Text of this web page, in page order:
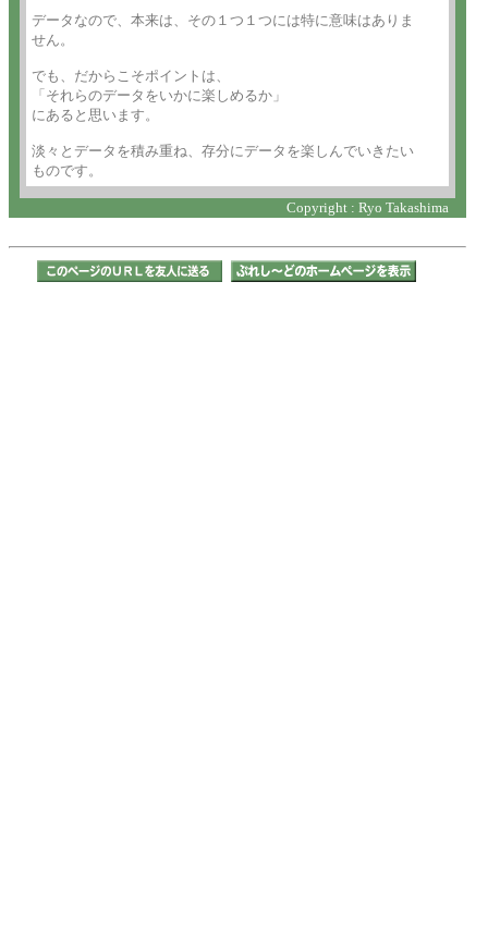
データなので、本来は、その１つ１つには特に意味はありま
せん。
でも、だからこそポイントは、
「それらのデータをいかに楽しめるか」
にあると思います。
淡々とデータを積み重ね、存分にデータを楽しんでいきたい
ものです。
Copyright : Ryo Takashima